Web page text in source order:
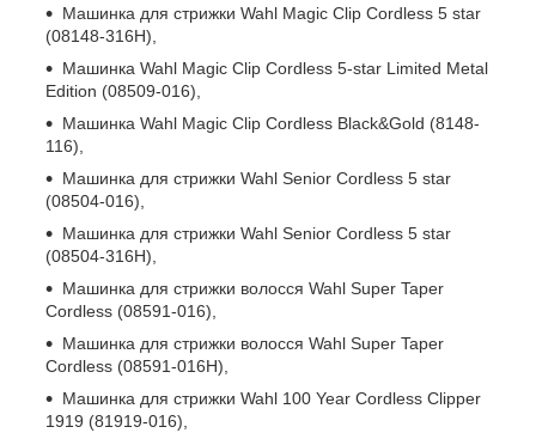
Машинка для стрижки Wahl Magic Clip Cordless 5 star
(08148-316H),
Машинка Wahl Magic Clip Cordless 5-star Limited Metal
Edition (08509-016),
Машинка Wahl Magic Clip Cordless Black&Gold (8148-
116),
Машинка для стрижки Wahl Senior Cordless 5 star
(08504-016),
Машинка для стрижки Wahl Senior Cordless 5 star
(08504-316H),
Машинка для стрижки волосся Wahl Super Taper
Cordless (08591-016),
Машинка для стрижки волосся Wahl Super Taper
Cordless (08591-016H),
Машинка для стрижки Wahl 100 Year Cordless Clipper
1919 (81919-016),